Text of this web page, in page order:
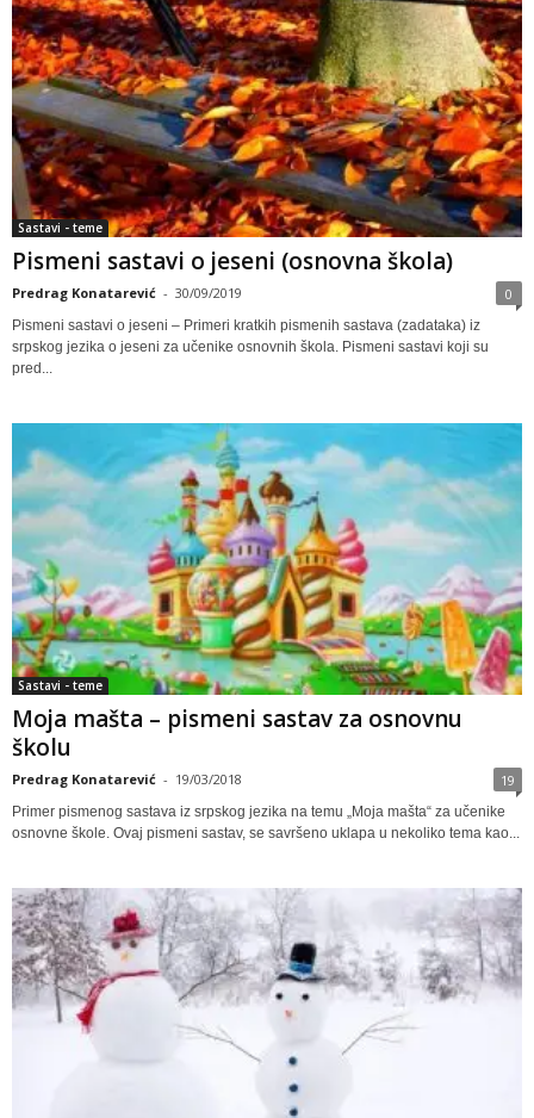
Sastavi - teme
Pismeni sastavi o jeseni (osnovna škola)
Predrag Konatarević - 30/09/2019 0
Pismeni sastavi o jeseni – Primeri kratkih pismenih sastava (zadataka) iz
srpskog jezika o jeseni za učenike osnovnih škola. Pismeni sastavi koji su
pred...
Sastavi - teme
Moja mašta – pismeni sastav za osnovnu
školu
Predrag Konatarević - 19/03/2018 19
Primer pismenog sastava iz srpskog jezika na temu „Moja mašta“ za učenike
osnovne škole. Ovaj pismeni sastav, se savršeno uklapa u nekoliko tema kao...